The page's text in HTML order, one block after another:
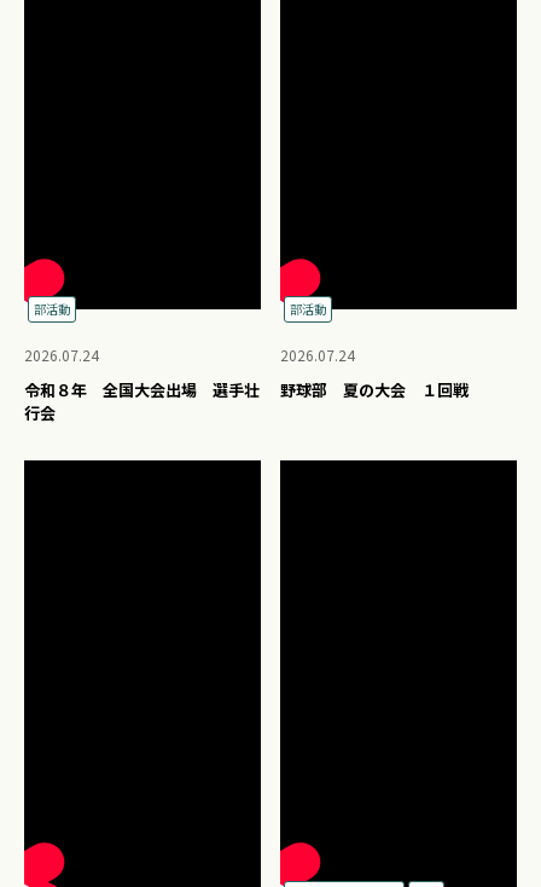
部活動
2026.07.24
令和８年 全国大会出場 選手壮
行会
部活動
2026.07.24
野球部 夏の大会 １回戦